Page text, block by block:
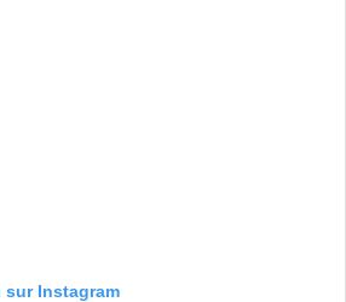
Instagram